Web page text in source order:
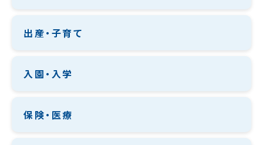
出産・子育て
入園・入学
保険・医療